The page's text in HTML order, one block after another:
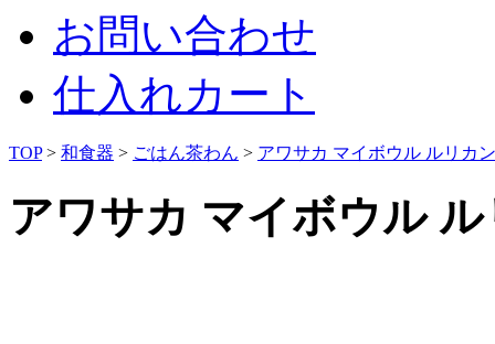
お問い合わせ
仕入れカート
TOP> 和食器 > ごはん茶わん > アワサカ マイボウル ルリカ
アワサカ マイボウル